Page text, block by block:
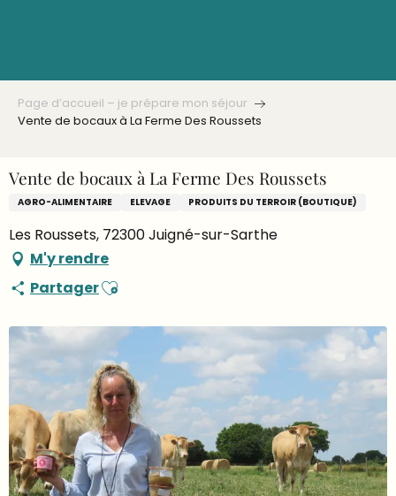
Page d’accueil – je prépare mon séjour
Vente de bocaux à La Ferme Des Roussets
Vente de bocaux à La Ferme Des Roussets
AGRO-ALIMENTAIRE ELEVAGE PRODUITS DU TERROIR (BOUTIQUE)
Les Roussets, 72300 Juigné-sur-Sarthe
M'y rendre
PartagerAjouter aux favoris